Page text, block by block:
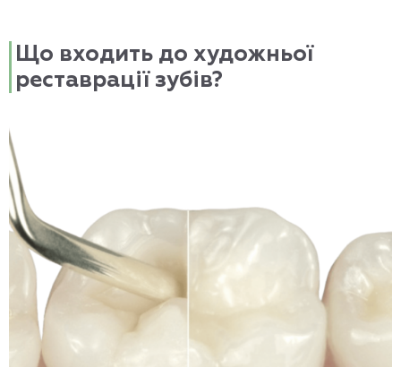
Що входить до художньої
реставрації зубів?